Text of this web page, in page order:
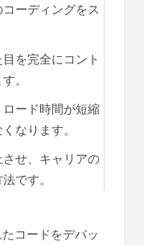
ーディングをス
を完全にコント
。
ード時間が短縮
なります。
せ、キャリアの
です。
コードをデバッ